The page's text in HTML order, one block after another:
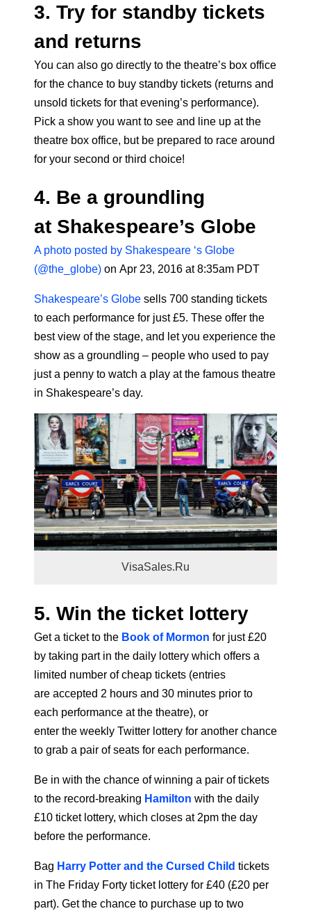
3. Try for standby tickets
and returns
You can also go directly to the theatre’s box office
for the chance to buy standby tickets (returns and
unsold tickets for that evening’s performance).
Pick a show you want to see and line up at the
theatre box office, but be prepared to race around
for your second or third choice!
4. Be a groundling
at Shakespeare’s Globe
A photo posted by Shakespeare ‘s Globe
(@the_globe) on Apr 23, 2016 at 8:35am PDT
Shakespeare’s Globe sells 700 standing tickets
to each performance for just £5. These offer the
best view of the stage, and let you experience the
show as a groundling – people who used to pay
just a penny to watch a play at the famous theatre
in Shakespeare’s day.
VisaSales.Ru
5. Win the ticket lottery
Get a ticket to the Book of Mormon for just £20
by taking part in the daily lottery which offers a
limited number of cheap tickets (entries
are accepted 2 hours and 30 minutes prior to
each performance at the theatre), or
enter the weekly Twitter lottery for another chance
to grab a pair of seats for each performance.
Be in with the chance of winning a pair of tickets
to the record-breaking Hamilton with the daily
£10 ticket lottery, which closes at 2pm the day
before the performance.
Bag Harry Potter and the Cursed Child tickets
in The Friday Forty ticket lottery for £40 (£20 per
part). Get the chance to purchase up to two